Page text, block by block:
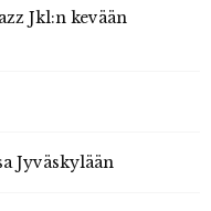
Jkl:n kevään
Jyväskylään